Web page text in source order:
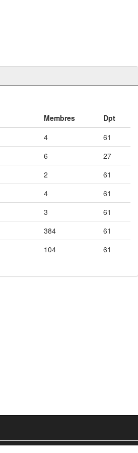
Membres
Dpt
4
61
6
27
2
61
4
61
3
61
384
61
104 61